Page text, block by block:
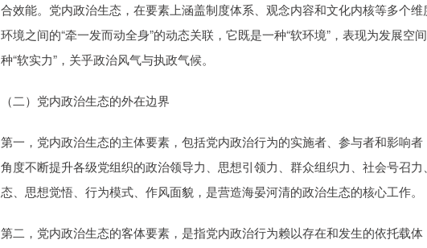
合效能。党内政治生态，在要素上涵盖制度体系、观念内容和文化内核等多个
环境之间的“牵一发而动全身”的动态关联，它既是一种“软环境”，表现为发展空
种“软实力”，关乎政治风气与执政气候。
（二）党内政治生态的外在边界
第一，党内政治生态的主体要素，包括党内政治行为的实施者、参与者和影响
角度不断提升各级党组织的政治领导力、思想引领力、群众组织力、社会号召
态、思想觉悟、行为模式、作风面貌，是营造海晏河清的政治生态的核心工作。
第二，党内政治生态的客体要素，是指党内政治行为赖以存在和发生的依托载